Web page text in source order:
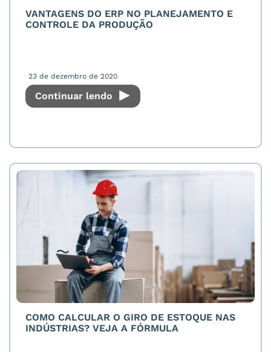
VANTAGENS DO ERP NO PLANEJAMENTO E
CONTROLE DA PRODUÇÃO
23 de dezembro de 2020
Continuar lendo
COMO CALCULAR O GIRO DE ESTOQUE NAS
INDÚSTRIAS? VEJA A FÓRMULA